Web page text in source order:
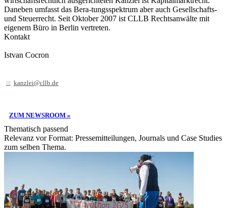
Daneben umfasst das Bera-tungsspektrum aber auch Gesellschafts-
und Steuerrecht. Seit Oktober 2007 ist CLLB Rechtsanwälte mit
eigenem Büro in Berlin vertreten.
Kontakt
Istvan Cocron
kanzlei@cllb.de
ZUM NEWSROOM »
Thematisch passend
Relevanz vor Format: Pressemitteilungen, Journals und Case Studies
zum selben Thema.